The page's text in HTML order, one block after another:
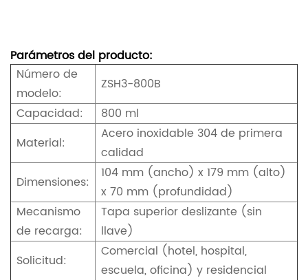
Parámetros del producto:
Número de
modelo:
ZSH3-800B
Capacidad:
800 ml
Material:
Acero inoxidable 304 de primera
calidad
Dimensiones:
104 mm (ancho) x 179 mm (alto)
x 70 mm (profundidad)
Mecanismo
de recarga:
Tapa superior deslizante (sin
llave)
Solicitud:
Comercial (hotel, hospital,
escuela, oficina) y residencial